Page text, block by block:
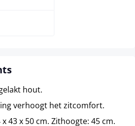
hout.
verhoogt het zitcomfort.
43 x 50 cm. Zithoogte: 45 cm.